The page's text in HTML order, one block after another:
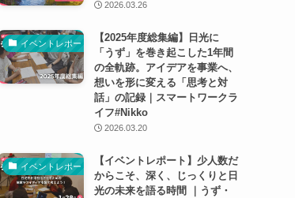
2026.03.26
イベントレポート
【2025年度総集編】日光に
「うず」を巻き起こした1年間
の全軌跡。アイデアを事業へ、
想いを形に変える「思考と対
話」の記録｜スマートワークラ
イフ#Nikko
2026.03.20
イベントレポート
【イベントレポート】少人数だ
からこそ、深く、じっくりと日
光の未来を語る時間 ｜うず・